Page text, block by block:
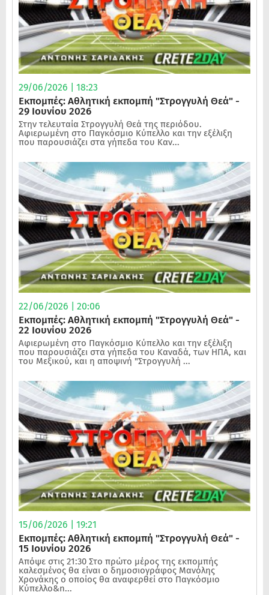
29/06/2026 | 18:23
Εκπομπές: Αθλητική εκπομπή "Στρογγυλή Θεά" -
29 Ιουνίου 2026
Στην τελευταία Στρογγυλή Θεά της περιόδου.
Αφιερωμένη στο Παγκόσμιο Κύπελλο και την εξέλιξη
που παρουσιάζει στα γήπεδα του Καν...
22/06/2026 | 20:06
Εκπομπές: Αθλητική εκπομπή "Στρογγυλή Θεά" -
22 Ιουνίου 2026
Αφιερωμένη στο Παγκόσμιο Κύπελλο και την εξέλιξη
που παρουσιάζει στα γήπεδα του Καναδά, των ΗΠΑ, και
του Μεξικού, και η αποψινή "Στρογγυλή ...
15/06/2026 | 19:21
Εκπομπές: Αθλητική εκπομπή "Στρογγυλή Θεά" -
15 Ιουνίου 2026
Απόψε στις 21:30 Στο πρώτο μέρος της εκπομπής
καλεσμένος θα είναι ο δημοσιογράφος Μανόλης
Χρονάκης ο οποίος θα αναφερθεί στο Παγκόσμιο
Κύπελλο&n...